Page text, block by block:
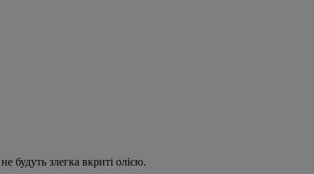
будуть злегка вкриті олією.